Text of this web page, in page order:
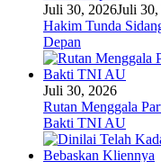
Juli 30, 2026Juli
Hakim Tunda
Depan
Juli 30, 2026
Rutan Menggala
Bakti TNI AU